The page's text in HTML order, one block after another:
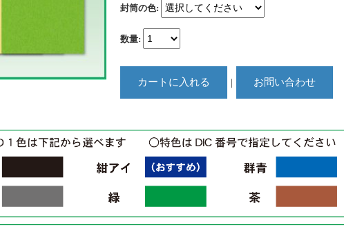
封筒の色:
数量:
｜